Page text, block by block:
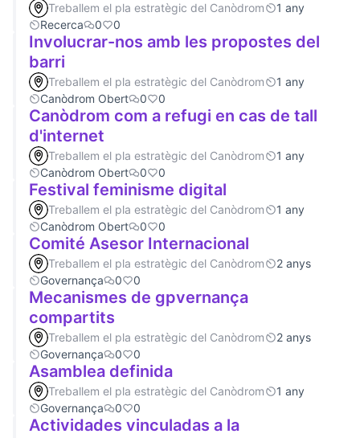
Treballem el pla estratègic del Canòdrom
1 any
Recerca
0 0
Involucrar-nos amb les propostes del
barri
Treballem el pla estratègic del Canòdrom
1 any
Canòdrom Obert
0 0
Canòdrom com a refugi en cas de tall
d'internet
Treballem el pla estratègic del Canòdrom
1 any
Canòdrom Obert
0 0
Festival feminisme digital
Treballem el pla estratègic del Canòdrom
1 any
Canòdrom Obert
0 0
Comité Asesor Internacional
Treballem el pla estratègic del Canòdrom
2 anys
Governança
0 0
Mecanismes de gpvernança
compartits
Treballem el pla estratègic del Canòdrom
2 anys
Governança
0 0
Asamblea definida
Treballem el pla estratègic del Canòdrom
1 any
Governança
0 0
Actividades vinculadas a la